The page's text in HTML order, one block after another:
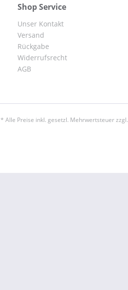
Shop Service
Unser Kontakt
Versand
Rückgabe
Widerrufsrecht
AGB
* Alle Preise inkl. gesetzl. Mehrwertsteuer zzgl.